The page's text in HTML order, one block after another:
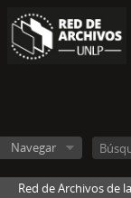
Navegar
Red de Archivos de